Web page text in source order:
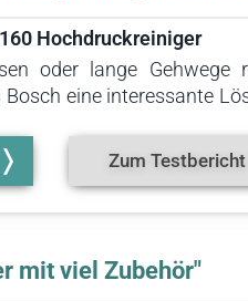
Hochdruckreiniger
oder lange Gehwege
eine interessante
Zum Testbericht
mit viel Zubehör"